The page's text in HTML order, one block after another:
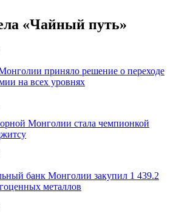
«Чайный путь»
приняло решение о переходе
на всех уровнях
Монголии стала чемпионкой
банк Монголии закупил 1 439.2
металлов